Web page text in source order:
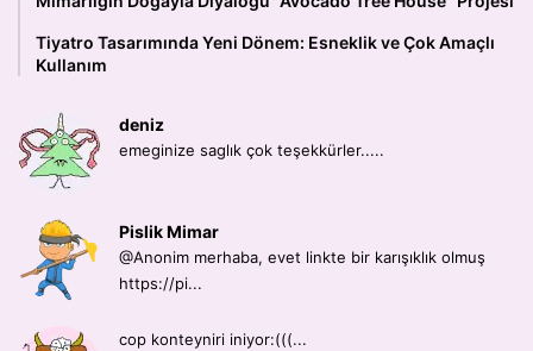
Tiyatro Tasarımında Yeni Dönem: Esneklik ve Çok Amaçlı
Kullanım
deniz
emeginize saglık çok teşekkürler.....
Pislik Mimar
@Anonim merhaba, evet linkte bir karışıklık olmuş
https://pi...
cop konteyniri iniyor:(((...